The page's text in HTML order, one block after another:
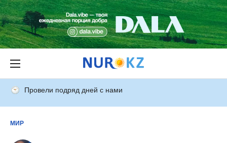
Провели подряд дней с нами
МИР